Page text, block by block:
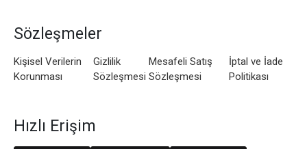
Sözleşmeler
Kişisel Verilerin
Korunması
Gizlilik
Sözleşmesi
Mesafeli Satış
Sözleşmesi
İptal ve İade
Politikası
Hızlı Erişim